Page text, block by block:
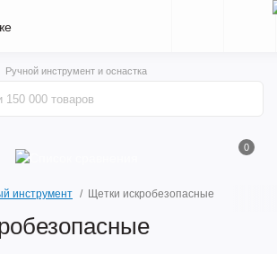
Ручной инструмент и оснастка
0
инструмент Щетки искробезопасные